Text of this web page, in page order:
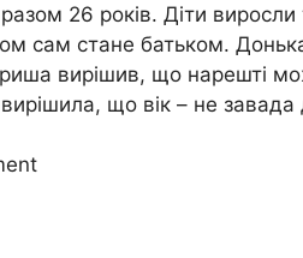
26 років. Діти
сам стане батьком.
вирішив, що нарешті
що вік – не